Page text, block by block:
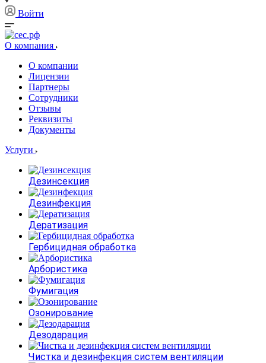
Войти
О компания
О компании
Лицензии
Партнеры
Сотрудники
Отзывы
Реквизиты
Документы
Услуги
Дезинсекция
Дезинфекция
Дератизация
Гербицидная обработка
Арбористика
Фумигация
Озонирование
Дезодарация
Чистка и дезинфекция систем вентиляции